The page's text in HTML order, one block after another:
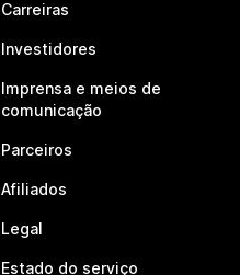
Carreiras
Investidores
Imprensa e meios de
comunicação
Parceiros
Afiliados
Legal
Estado do serviço